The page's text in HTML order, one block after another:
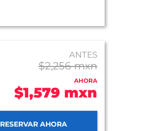
ANTES
$2,256 mxn
AHORA
$1,579 mxn
RESERVAR AHORA